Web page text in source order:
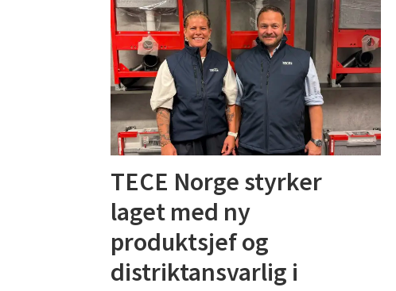
TECE Norge styrker
laget med ny
produktsjef og
distriktansvarlig i